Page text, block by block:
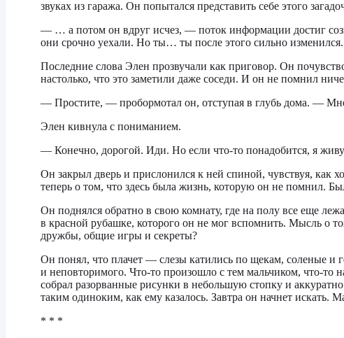
звуках из гаража. Он попытался представить себе этого
— … а потом он вдруг исчез, — поток информации достиг
они срочно уехали. Но ты… ты после этого сильно
Последние слова Элен прозвучали как приговор. Он
настолько, что это заметили даже соседи. И он не помнил
— Простите, — пробормотал он, отступая в глубь дома. —
Элен кивнула с пониманием.
— Конечно, дорогой. Иди. Но если что-то понадобится, я
Он закрыл дверь и прислонился к ней спиной, чувствуя, как
теперь о том, что здесь была жизнь, которую он не помнил.
Он поднялся обратно в свою комнату, где на полу все еще
в красной рубашке, которого он не мог вспомнить. Мысль о
дружбы, общие игры и секреты?
Он понял, что плачет — слезы катились по щекам, соленые и
и неповторимого. Что-то произошло с тем мальчиком, что-то
собрал разорванные рисунки в небольшую стопку и
таким одиноким, как ему казалось. Завтра он начнет искать.
* * *